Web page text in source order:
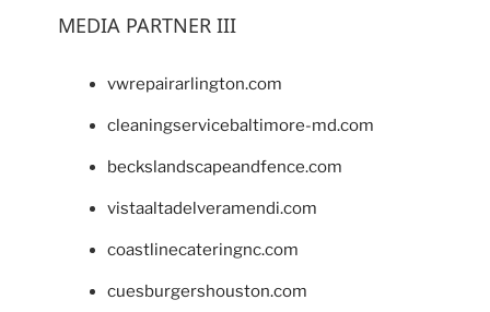
MEDIA PARTNER III
vwrepairarlington.com
cleaningservicebaltimore-md.com
beckslandscapeandfence.com
vistaaltadelveramendi.com
coastlinecateringnc.com
cuesburgershouston.com